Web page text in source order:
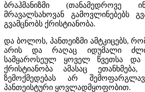
ბრაჰმანიზმი (თანამედროვე
მრავალსახოვან გამოვლინებებს
გვამცნობს ქრისტიანობა.
და ბოლოს, პანთეიზმი ამტკიცებს,
არის და რაღაც იდუმალი
სამყაროსეულ ყოველ წვეთსა
ქრისტიანობა ამასაც
ზემოქმედებას არ
პანთეისტური ყოვლადმყოფობით.